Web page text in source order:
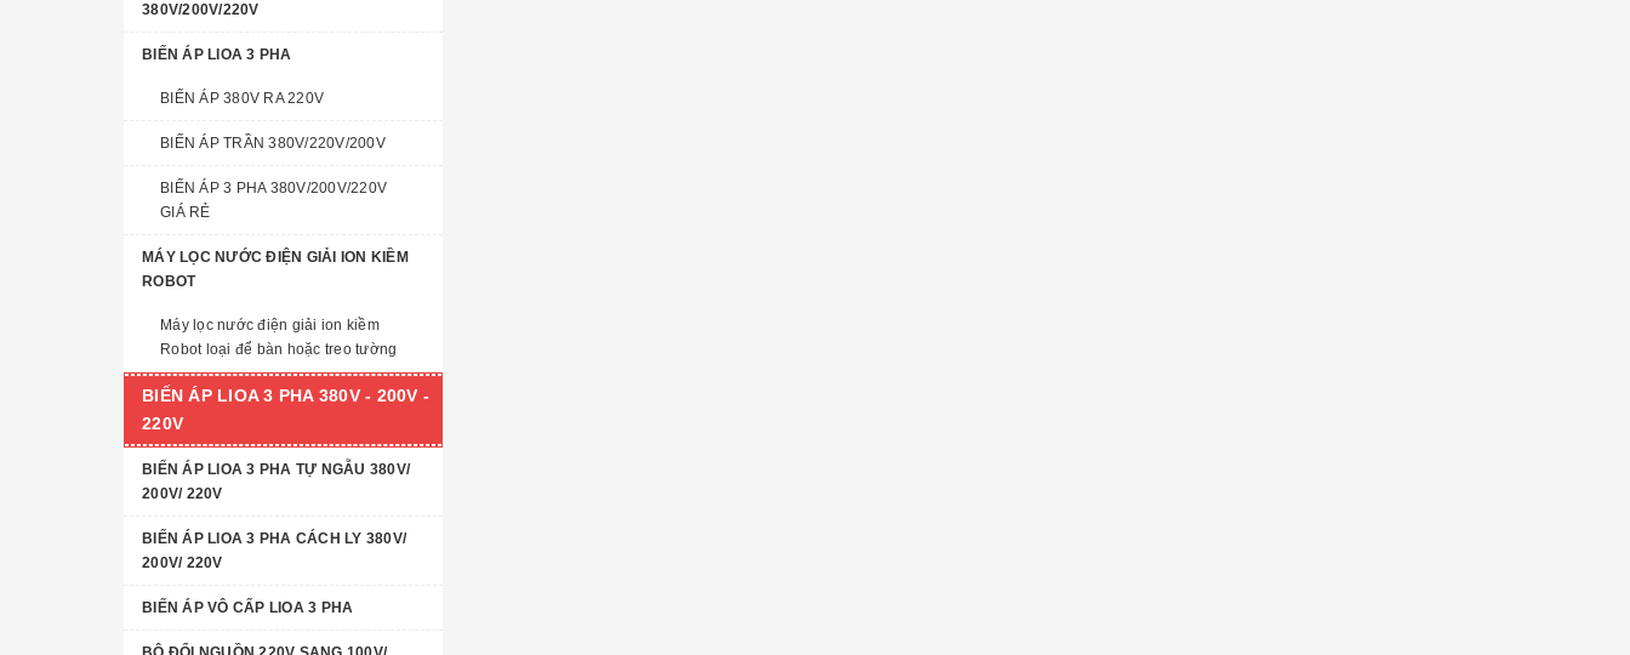
380V/200V/220V
BIẾN ÁP LIOA 3 PHA
BIẾN ÁP 380V RA 220V
BIẾN ÁP TRẦN 380V/220V/200V
BIẾN ÁP 3 PHA 380V/200V/220V
GIÁ RẺ
MÁY LỌC NƯỚC ĐIỆN GIẢI ION KIỀM
ROBOT
Máy lọc nước điện giải ion kiềm
Robot loại để bàn hoặc treo tường
BIẾN ÁP LIOA 3 PHA 380V - 200V -
220V
BIẾN ÁP LIOA 3 PHA TỰ NGẪU 380V/
200V/ 220V
BIẾN ÁP LIOA 3 PHA CÁCH LY 380V/
200V/ 220V
BIẾN ÁP VÔ CẤP LIOA 3 PHA